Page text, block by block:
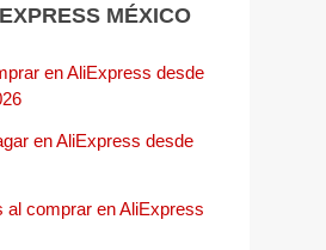
MÉXICO
en AliExpress desde
en AliExpress desde
al comprar en AliExpress